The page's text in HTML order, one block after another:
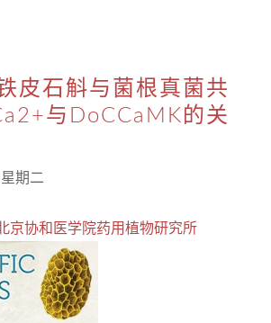
皮石斛与菌根真菌共
与DoCCaMK的关
期二
京协和医学院药用植物研究所